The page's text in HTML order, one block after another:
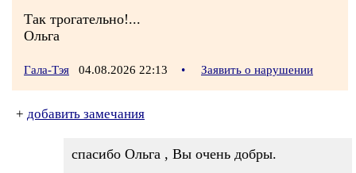
Так трогательно!...
Ольга
Гала-Тэя 04.08.2026 22:13 • Заявить о нарушении
+ добавить замечания
спасибо Ольга , Вы очень добры.